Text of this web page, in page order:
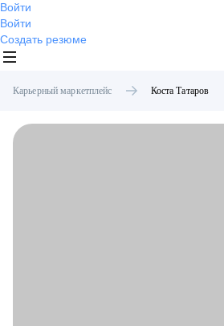
Войти
Войти
Создать резюме
Карьерный маркетплейс Коста Татаров